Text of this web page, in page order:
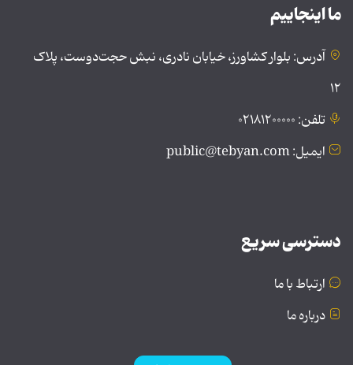
ما اینجاییم
آدرس: بلوار کشاورز، خیابان نادری، نبش حجت‌دوست، پلاک
۱۲
تلفن: ۰۲۱۸۱۲۰۰۰۰۰
ایمیل: public@tebyan.com
دسترسی سریع
ارتباط با ما
درباره ما